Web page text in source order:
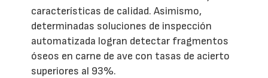
características de calidad. Asimismo,
determinadas soluciones de inspección
automatizada logran detectar fragmentos
óseos en carne de ave con tasas de acierto
superiores al 93%.